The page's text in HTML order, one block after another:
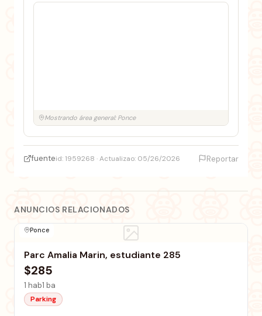
Mostrando área general: Ponce
fuenteid: 1959268 · Actualizao: 05/26/2026 Reportar
ANUNCIOS RELACIONADOS
Ponce
Parc Amalia Marin, estudiante 285
$285
1 hab1 ba
Parking